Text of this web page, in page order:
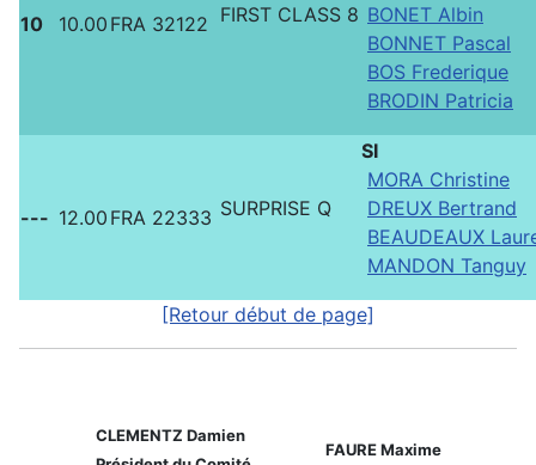
10 10.00 FRA 32122 FIRST CLASS 8 BONET Albin
BONNET Pascal
BOS Frederique
BRODIN Patricia
--- 12.00 FRA 22333 SURPRISE Q
SI
MORA Christine
DREUX Bertrand
BEAUDEAUX
MANDON Tanguy
[Retour début de page]
CLEMENTZ Damien
FAURE Maxime